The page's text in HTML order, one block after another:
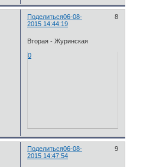
Поделиться 8
06-08-
2015 14:44:19
Вторая - Журинская
0
Поделиться 9
06-08-
2015 14:47:54